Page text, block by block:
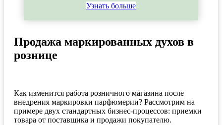
Узнать больше
Продажа маркированных духов в
рознице
Как изменится работа розничного магазина после
внедрения маркировки парфюмерии? Рассмотрим на
примере двух стандартных бизнес-процессов: приемки
товара от поставщика и продажи покупателю.